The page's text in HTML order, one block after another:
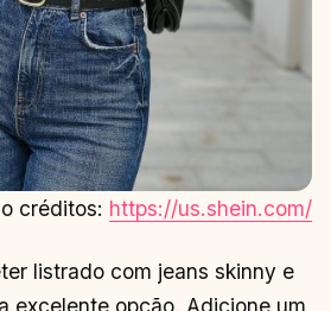
créditos: https://us.shein.com/
listrado com jeans skinny e
excelente opção. Adicione um